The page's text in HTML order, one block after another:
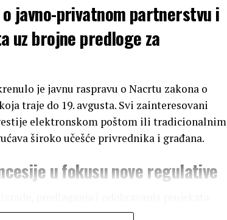
javno-privatnom partnerstvu i
uz brojne predloge za
je javnu raspravu o Nacrtu zakona o
traje do 19. avgusta. Svi zainteresovani
elektronskom poštom ili tradicionalnim
široko učešće privrednika i građana.
u fokusu nove regulative
za predlaganje i realizaciju, kao i prava